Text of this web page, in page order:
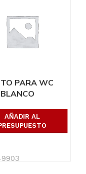
PARA WC
AÑADIR AL